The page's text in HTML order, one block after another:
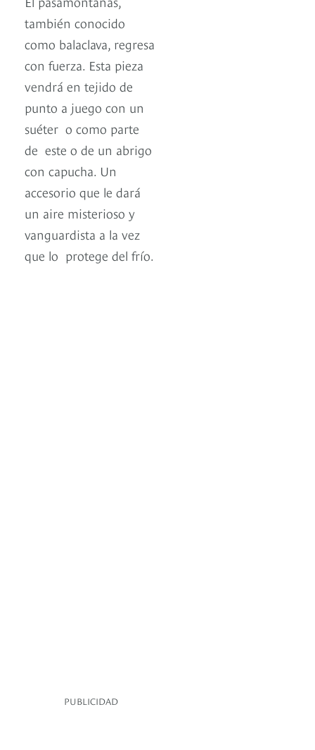
también conocido
como balaclava, regresa
con fuerza. Esta pieza
vendrá en tejido de
punto a juego con un
suéter o como parte
de este o de un abrigo
con capucha. Un
accesorio que le dará
un aire misterioso y
vanguardista a la vez
que lo protege del frío.
PUBLICIDAD